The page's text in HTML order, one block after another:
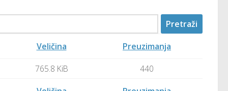
Veličina Preuzimanja
765.8 KiB 440